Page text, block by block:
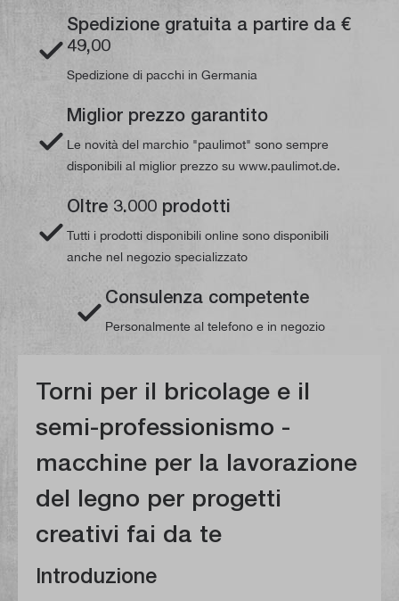
Spedizione gratuita a partire da €
49,00
Spedizione di pacchi in Germania
Miglior prezzo garantito
Le novità del marchio "paulimot" sono sempre
disponibili al miglior prezzo su www.paulimot.de.
Oltre 3.000 prodotti
Tutti i prodotti disponibili online sono disponibili
anche nel negozio specializzato
Consulenza competente
Personalmente al telefono e in negozio
Torni per il bricolage e il
semi-professionismo -
macchine per la lavorazione
del legno per progetti
creativi fai da te
Introduzione